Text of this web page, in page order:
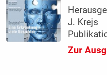
J. Krejs
Zur